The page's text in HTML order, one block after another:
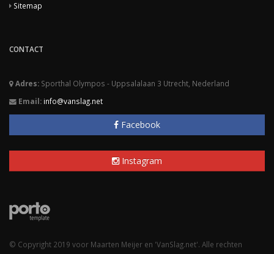
Sitemap
CONTACT
Adres: Sporthal Olympos - Uppsalalaan 3 Utrecht, Nederland
Email: info@vanslag.net
Facebook
Instagram
© Copyright 2019 voor Maarten Meijer en 'VanSlag.net'. Alle rechten